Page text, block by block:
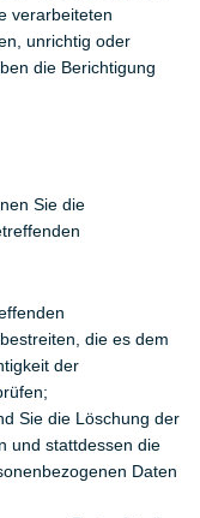
verarbeiteten
unrichtig oder
die Berichtigung
Sie die
die es dem
der
Sie die Löschung der
und stattdessen die
Daten